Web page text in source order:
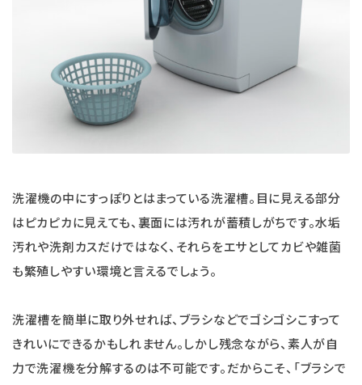
コラム・特集
ご利用ガイド等
洗濯機の中にすっぽりとはまっている洗濯槽。目に見える部分
はピカピカに見えても、裏面には汚れが蓄積しがちです。水垢
汚れや洗剤カスだけではなく、それらをエサとしてカビや雑菌
も繁殖しやすい環境と言えるでしょう。
洗濯槽を簡単に取り外せれば、ブラシなどでゴシゴシこすって
きれいにできるかもしれません。しかし残念ながら、素人が自
力で洗濯機を分解するのは不可能です。だからこそ、「ブラシで